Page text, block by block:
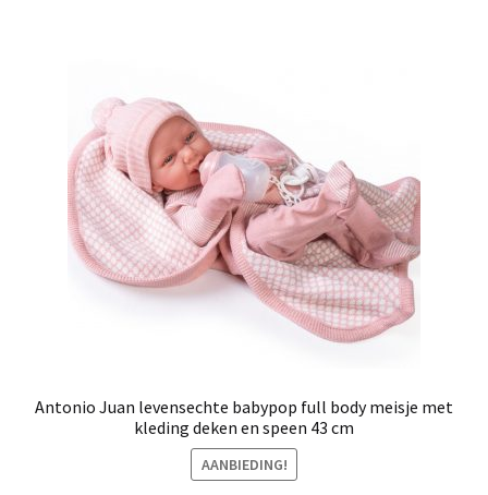
Antonio Juan levensechte babypop full body meisje met
kleding deken en speen 43 cm
AANBIEDING!